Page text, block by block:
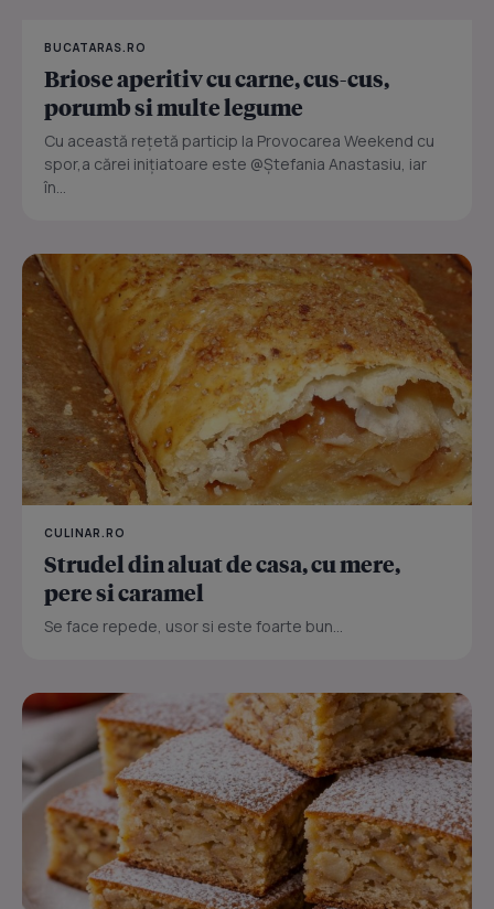
BUCATARAS.RO
Briose aperitiv cu carne, cus-cus,
porumb si multe legume
Cu această rețetă particip la Provocarea Weekend cu
spor,a cărei inițiatoare este @Ștefania Anastasiu, iar
în...
CULINAR.RO
Strudel din aluat de casa, cu mere,
pere si caramel
Se face repede, usor si este foarte bun...